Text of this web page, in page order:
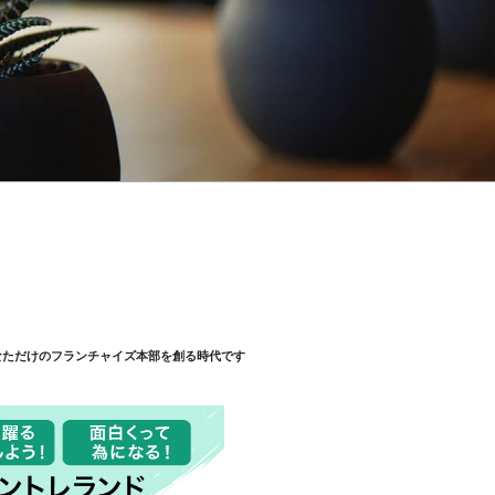
だけのフランチャイズ本部を創る時代です